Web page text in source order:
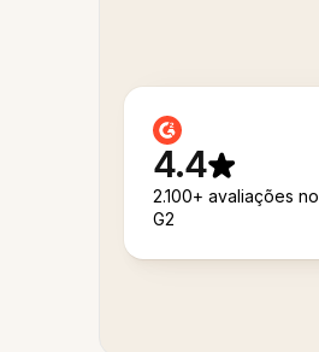
4.4
2.100+ avaliações no
G2